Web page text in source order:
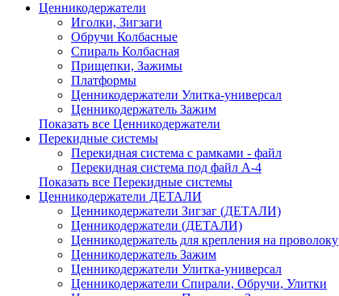
Ценникодержатели
Иголки, Зигзаги
Обручи Колбасные
Cпираль Колбасная
Прищепки, Зажимы
Платформы
Ценникодержатели Улитка-универсал
Ценникодержатель Зажим
Показать все Ценникодержатели
Перекидные системы
Перекидная система с рамками - файл
Перекидная система под файл А-4
Показать все Перекидные системы
Ценникодержатели ДЕТАЛИ
Ценникодержатели Зигзаг (ДЕТАЛИ)
Ценникодержатели (ДЕТАЛИ)
Ценникодержатель для крепления на проволоку
Ценникодержатель Зажим
Ценникодержатели Улитка-универсал
Ценникодержатели Спирали, Обручи, Улитки